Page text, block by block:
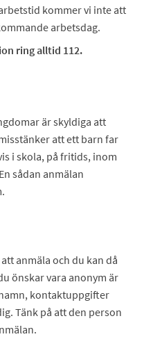
kommer vi inte att
arbetsdag.
ring alltid 112.
är skyldiga att
att ett barn far
i skola, på fritids, inom
sådan anmälan
anmäla och du kan då
önskar vara anonym är
kontaktuppgifter
Tänk på att den person